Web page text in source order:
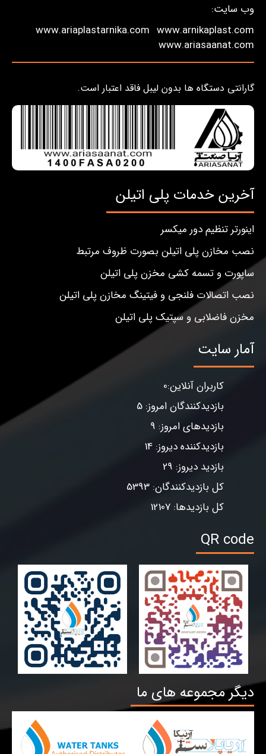
وب سایت:
www.arnikaplast.com
www.ariaplastarnika.com
www.ariasaanat.com
گارانتی دستگاه ها بدون لیبل فاقد اعتبار است.
آخرین خدمات پلی اتیلن
اینورتر تنظیم دور میکسر
نصب مخازن پلی اتیلن بصورت ظروف مرتبط
ساپورت و تسمه کشی مخزن پلی اتیلن
نصب اتصالات فلنجی و فیتینگ مخازن پلی اتیلن
مخزن فاضلابی و سپتیک پلی اتیلن
آمار سایت
کاربران آنلاین:0
بازدیدکنندگان امروز: 5
بازدیدهای امروز: 9
بازدیدکننده دیروز: 14
بازدید دیروز: 29
کل بازدیدکنندگان: 5393
کل بازدیدها: 12107
QR code
دیگر مجموعه های ما